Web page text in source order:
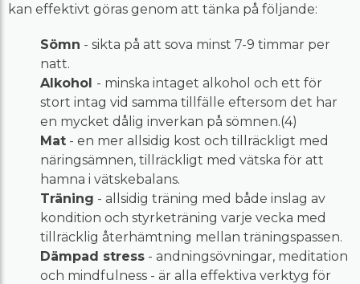
kan effektivt göras genom att tänka på följande:
Sömn - sikta på att sova minst 7-9 timmar per
natt.
Alkohol - minska intaget alkohol och ett för
stort intag vid samma tillfälle eftersom det har
en mycket dålig inverkan på sömnen.(4)
Mat - en mer allsidig kost och tillräckligt med
näringsämnen, tillräckligt med vätska för att
hamna i vätskebalans.
Träning - allsidig träning med både inslag av
kondition och styrketräning varje vecka med
tillräcklig återhämtning mellan träningspassen.
Dämpad stress - andningsövningar, meditation
och mindfulness - är alla effektiva verktyg för